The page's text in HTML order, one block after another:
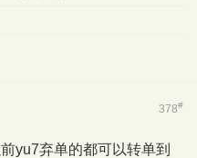
378#
yu7弃单的都可以转单到